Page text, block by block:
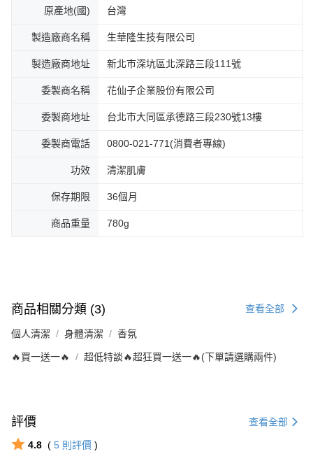
原產地(國) 台灣
製造廠商名稱 生華隆生技有限公司
製造廠商地址 新北市深坑區北深路三段111號
委製商名稱 花仙子企業股份有限公司
委製商地址 台北市大同區承德路三段230號13樓
委製商電話 0800-021-771(消費者專線)
功效 清潔肌膚
保存期限 36個月
商品重量 780g
商品相關分類 (3) 查看全部
個人清潔 身體清潔 香氛
🔥買一送一🔥 超低特談🔥超狂買一送一🔥(下單請選購兩件)
評價 查看全部
4.8 ( 5 則評價 )